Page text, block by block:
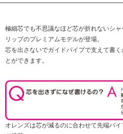
極細芯でも不思議なほど芯が折れないシ
リップのプレミアムモデルが登場。
芯を出さないでガイドパイプで支えて書
とができます。
オレンズは芯が減るのに合わせて先端パ